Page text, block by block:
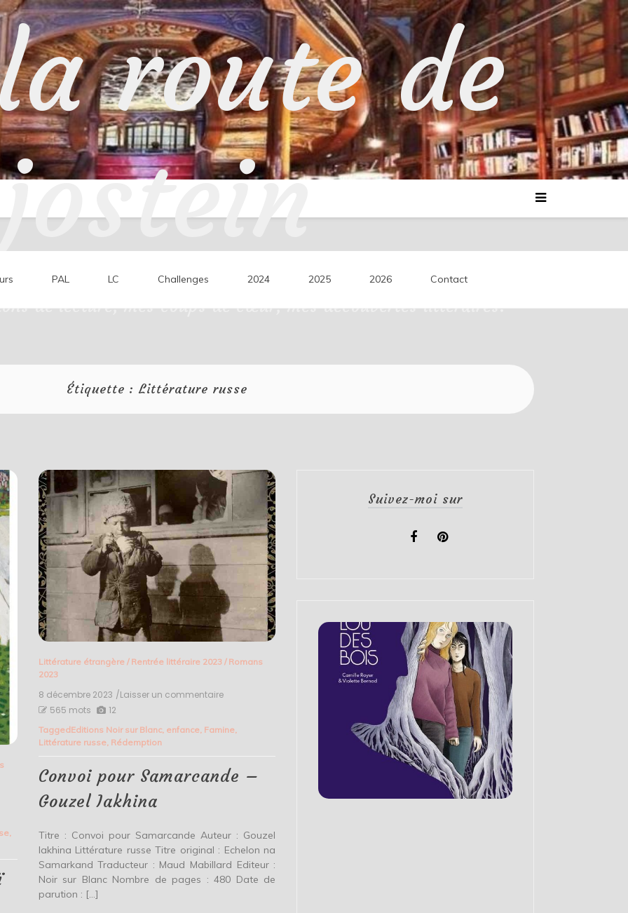
route de
jostein
de lecture, mes coups de cœur, mes découvertes littéraires.
PAL LC Challenges 2024 2025 2026 Contact
Étiquette : Littérature russe
,
Littérature étrangère/ Rentrée littéraire 2023/ Romans
2023
8 décembre 2023 /Laisser un commentaireon
Samarcande
Iakhina
565 mots 12
TaggedEditions Noir sur Blanc, enfance, Famine,
Littérature russe, Rédemption
Convoi pour Samarcande –
Gouzel Iakhina
Titre : Convoi pour Samarcande Auteur : Gouzel
Iakhina Littérature russe Titre original : Echelon na
Samarkand Traducteur : Maud Mabillard Editeur :
Noir sur Blanc Nombre de pages : 480 Date de
parution : […]
Suivez-moi sur